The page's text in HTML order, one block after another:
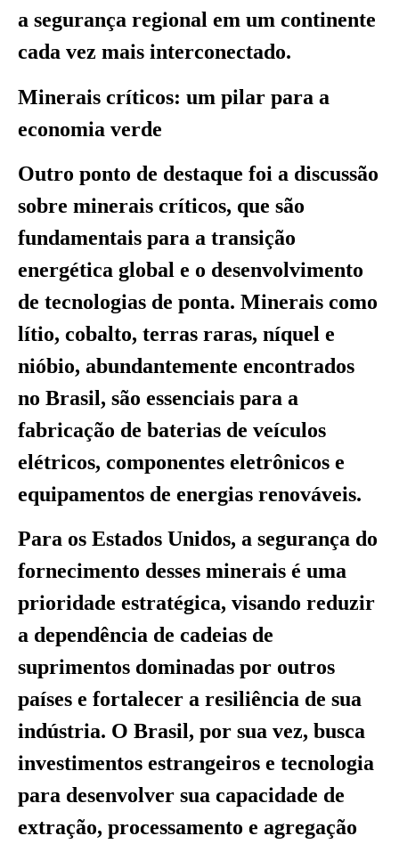
a segurança regional em um continente
cada vez mais interconectado.
Minerais críticos: um pilar para a
economia verde
Outro ponto de destaque foi a discussão
sobre minerais críticos, que são
fundamentais para a transição
energética global e o desenvolvimento
de tecnologias de ponta. Minerais como
lítio, cobalto, terras raras, níquel e
nióbio, abundantemente encontrados
no Brasil, são essenciais para a
fabricação de baterias de veículos
elétricos, componentes eletrônicos e
equipamentos de energias renováveis.
Para os Estados Unidos, a segurança do
fornecimento desses minerais é uma
prioridade estratégica, visando reduzir
a dependência de cadeias de
suprimentos dominadas por outros
países e fortalecer a resiliência de sua
indústria. O Brasil, por sua vez, busca
investimentos estrangeiros e tecnologia
para desenvolver sua capacidade de
extração, processamento e agregação